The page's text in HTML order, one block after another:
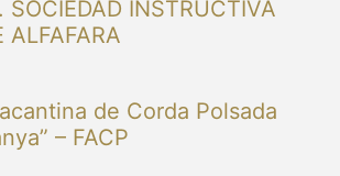
SOCIEDAD INSTRUCTIVA
ALFAFARA
de Corda Polsada
– FACP